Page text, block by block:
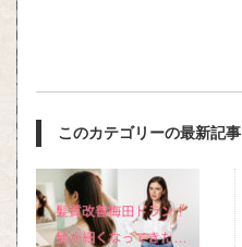
このカテゴリーの最新記事